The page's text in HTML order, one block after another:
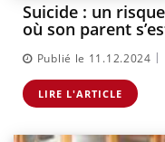
Suicide : un
où son parent
Publié le 11.12.2024 |
LIRE L'ARTICLE